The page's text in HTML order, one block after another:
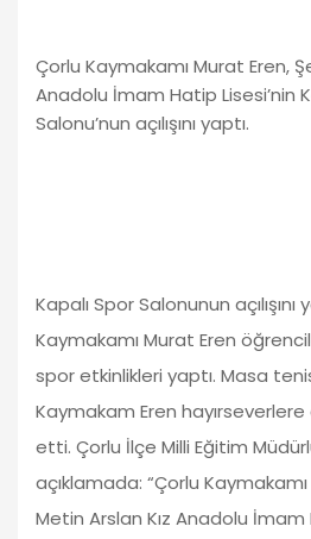
Çorlu Kaymakamı Murat Eren,
Anadolu İmam Hatip Lisesi’nin
Salonu’nun açılışını yaptı.
Kapalı Spor Salonunun
Kaymakamı Murat Eren
spor etkinlikleri yaptı. Masa
Kaymakam Eren
etti. Çorlu İlçe Milli Eğitim
açıklamada: “Çorlu
Metin Arslan Kız Anadolu